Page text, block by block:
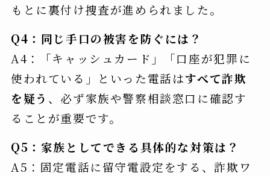
もとに裏付け捜査が進められました。
Q4：同じ手口の被害を防ぐには？
A4：「キャッシュカード」「口座が犯罪に
使われている」といった電話はすべて詐欺
を疑う 、必ず家族や警察相談窓口に確認す
ることが重要です。
Q5：家族としてできる具体的な対策は？
A5：固定電話に留守電設定をする、詐欺ワ